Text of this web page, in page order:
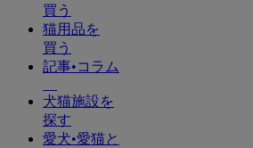
買う
猫用品を
買う
記事•コラム
犬猫施設を
探す
愛犬•愛猫と